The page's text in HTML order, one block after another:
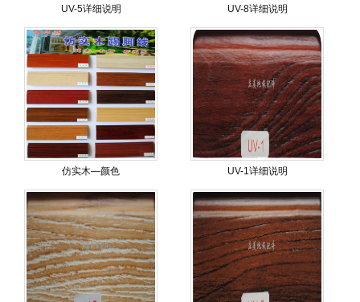
UV-5详细说明 UV-8详细说明
仿实木—颜色 UV-1详细说明